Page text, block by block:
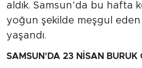
aldık. Samsun’da bu hafta
yoğun şekilde meşgul
yaşandı.
SAMSUN'DA 23 NİSAN BURUK